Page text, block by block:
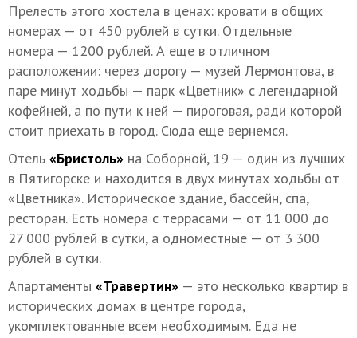
Прелесть этого хостела в ценах: кровати в общих
номерах — от 450 рублей в сутки. Отдельные
номера — 1200 рублей. А еще в отличном
расположении: через дорогу — музей Лермонтова, в
паре минут ходьбы — парк «Цветник» с легендарной
кофейней, а по пути к ней — пироговая, ради которой
стоит приехать в город. Сюда еще вернемся.
Отель «Бристоль» на Соборной, 19 — один из лучших
в Пятигорске и находится в двух минутах ходьбы от
«Цветника». Историческое здание, бассейн, спа,
ресторан. Есть номера с террасами — от 11 000 до
27 000 рублей в сутки, а одноместные — от 3 300
рублей в сутки.
Апартаменты «Травертин» — это несколько квартир в
исторических домах в центре города,
укомплектованные всем необходимым. Еда не